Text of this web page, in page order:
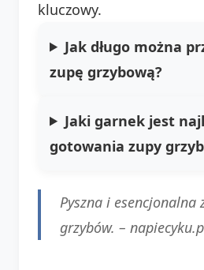
kluczowy.
Jak długo można
zupę grzybową?
Jaki garnek jest
gotowania zupy
Pyszna i esencjonalna
grzybów. –